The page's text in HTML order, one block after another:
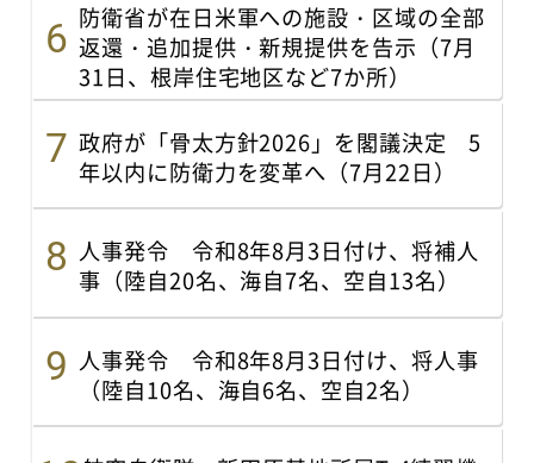
防衛省が在日米軍への施設・区域の全部
返還・追加提供・新規提供を告示（7月
31日、根岸住宅地区など7か所）
政府が「骨太方針2026」を閣議決定 5
年以内に防衛力を変革へ（7月22日）
人事発令 令和8年8月3日付け、将補人
事（陸自20名、海自7名、空自13名）
人事発令 令和8年8月3日付け、将人事
（陸自10名、海自6名、空自2名）